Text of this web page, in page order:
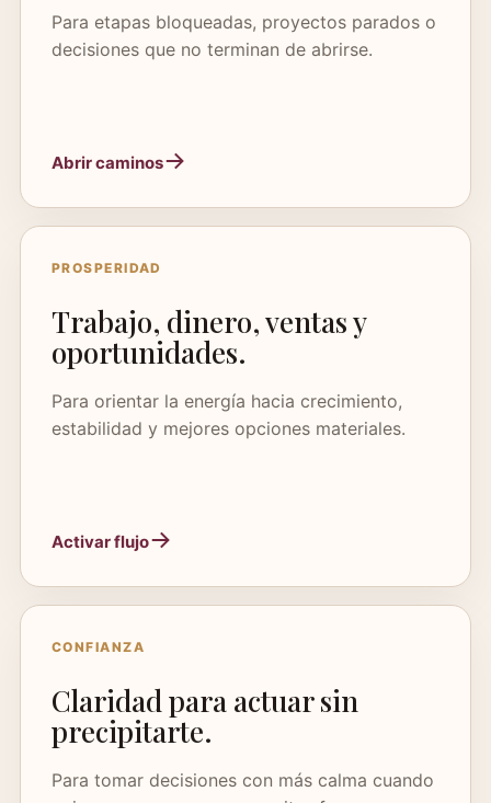
Para etapas bloqueadas, proyectos parados o
decisiones que no terminan de abrirse.
Abrir caminos
PROSPERIDAD
Trabajo, dinero, ventas y
oportunidades.
Para orientar la energía hacia crecimiento,
estabilidad y mejores opciones materiales.
Activar flujo
CONFIANZA
Claridad para actuar sin
precipitarte.
Para tomar decisiones con más calma cuando